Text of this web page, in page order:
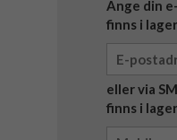
Ange din
finns i
eller via
finns i